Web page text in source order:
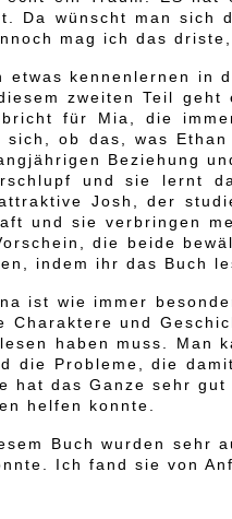
Da wünscht man sich
mag ich das
etwas kennenlernen in
zweiten Teil
für Mia, die
sich, ob das, was
Beziehung
und sie lernt
Josh, der
und sie verbringen
die beide
indem ihr das Buch
ist wie immer
Charaktere und
haben muss. Man
die Probleme, die
hat das Ganze sehr
helfen konnte.
Buch wurden sehr
Ich fand sie von